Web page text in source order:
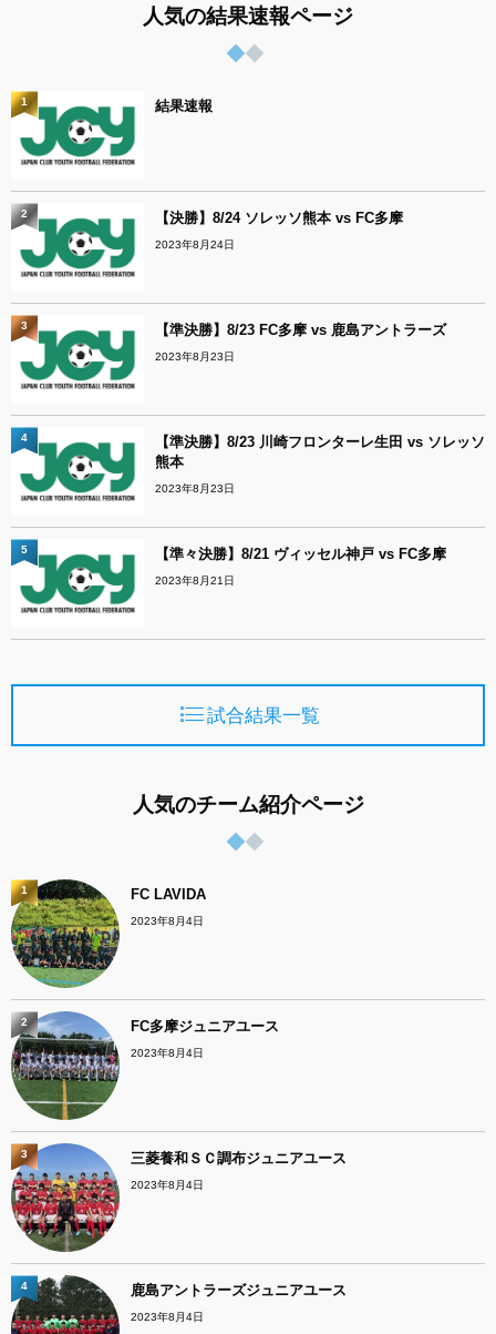
人気の結果速報ページ
結果速報
1
【決勝】8/24 ソレッソ熊本 vs FC多摩
2023年8月24日
2
【準決勝】8/23 FC多摩 vs 鹿島アントラーズ
2023年8月23日
3
【準決勝】8/23 川崎フロンターレ生田 vs ソレッソ
熊本
2023年8月23日
4
【準々決勝】8/21 ヴィッセル神戸 vs FC多摩
2023年8月21日
5
試合結果一覧
人気のチーム紹介ページ
FC LAVIDA
2023年8月4日
1
FC多摩ジュニアユース
2023年8月4日
2
三菱養和ＳＣ調布ジュニアユース
2023年8月4日
3
鹿島アントラーズジュニアユース
2023年8月4日
4